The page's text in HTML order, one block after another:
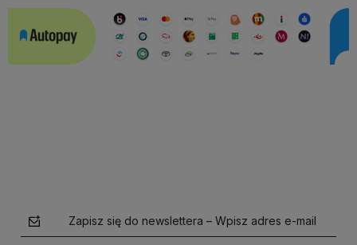
Zapisz się do newslettera – Wpisz adres e-mail